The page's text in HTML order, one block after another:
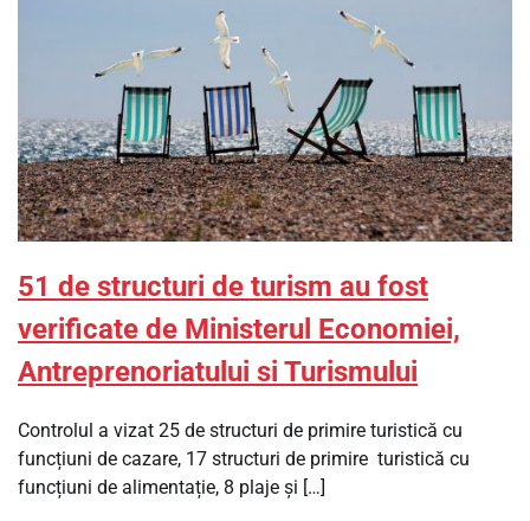
51 de structuri de turism au fost
verificate de Ministerul Economiei,
Antreprenoriatului si Turismului
Controlul a vizat 25 de structuri de primire turistică cu
funcțiuni de cazare, 17 structuri de primire turistică cu
funcțiuni de alimentație, 8 plaje și […]